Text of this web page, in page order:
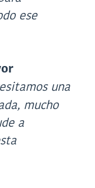
ese
una
mucho
a